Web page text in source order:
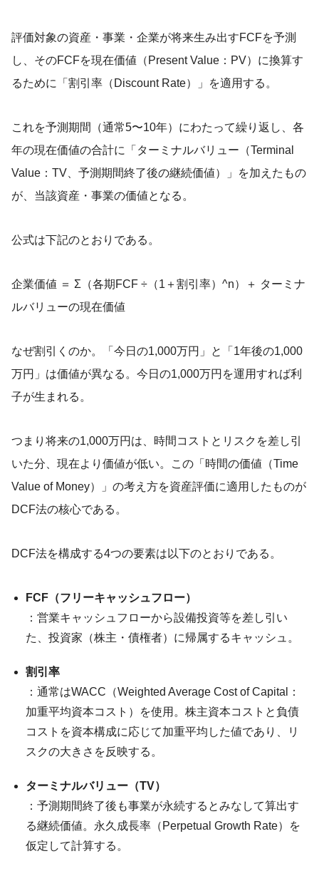
評価対象の資産・事業・企業が将来生み出すFCFを予測
し、そのFCFを現在価値（Present Value：PV）に換算す
るために「割引率（Discount Rate）」を適用する。
これを予測期間（通常5〜10年）にわたって繰り返し、各
年の現在価値の合計に「ターミナルバリュー（Terminal
Value：TV、予測期間終了後の継続価値）」を加えたもの
が、当該資産・事業の価値となる。
公式は下記のとおりである。
企業価値 ＝ Σ（各期FCF ÷（1＋割引率）^n）＋ ターミナ
ルバリューの現在価値
なぜ割引くのか。「今日の1,000万円」と「1年後の1,000
万円」は価値が異なる。今日の1,000万円を運用すれば利
子が生まれる。
つまり将来の1,000万円は、時間コストとリスクを差し引
いた分、現在より価値が低い。この「時間の価値（Time
Value of Money）」の考え方を資産評価に適用したものが
DCF法の核心である。
DCF法を構成する4つの要素は以下のとおりである。
FCF（フリーキャッシュフロー）
：営業キャッシュフローから設備投資等を差し引い
た、投資家（株主・債権者）に帰属するキャッシュ。
割引率
：通常はWACC（Weighted Average Cost of Capital：
加重平均資本コスト）を使用。株主資本コストと負債
コストを資本構成に応じて加重平均した値であり、リ
スクの大きさを反映する。
ターミナルバリュー（TV）
：予測期間終了後も事業が永続するとみなして算出す
る継続価値。永久成長率（Perpetual Growth Rate）を
仮定して計算する。